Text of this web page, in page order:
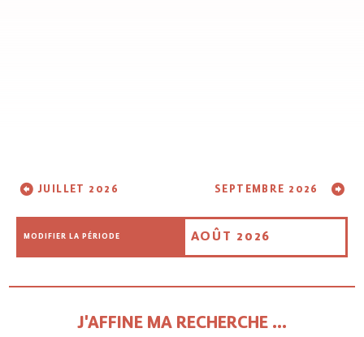
JUILLET 2026
MODIFIER LA PÉRIODE AOÛT 2026
SEPTEMBRE 2026
J'AFFINE MA RECHERCHE ...